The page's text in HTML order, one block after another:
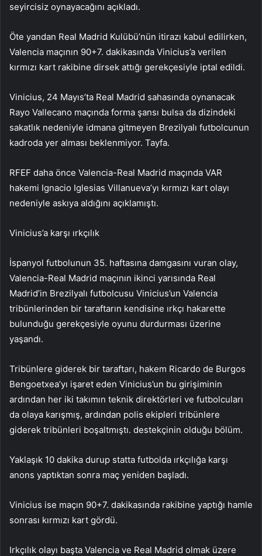
seyircisiz oynayacağını açıkladı.
Öte yandan Real Madrid Kulübü’nün itirazı kabul edilirken,
Valencia maçının 90+7. dakikasında Vinicius’a verilen
kırmızı kart rakibine dirsek attığı gerekçesiyle iptal edildi.
Vinicius, 24 Mayıs’ta Real Madrid sahasında oynanacak
Rayo Vallecano maçında forma şansı bulsa da dizindeki
sakatlık nedeniyle idmana gitmeyen Brezilyalı futbolcunun
kadroda yer alması beklenmiyor. Tayfa.
RFEF daha önce Valencia-Real Madrid maçında VAR
hakemi Ignacio Iglesias Villanueva’yı kırmızı kart olayı
nedeniyle askıya aldığını açıklamıştı.
Vinicius’a karşı ırkçılık
İspanyol futbolunun 35. haftasına damgasını vuran olay,
Valencia-Real Madrid maçının ikinci yarısında Real
Madrid’in Brezilyalı futbolcusu Vinicius’un Valencia
tribünlerinden bir taraftarın kendisine ırkçı hakarette
bulunduğu gerekçesiyle oyunu durdurması üzerine
yaşandı.
Tribünlere giderek bir taraftarı, hakem Ricardo de Burgos
Bengoetxea’yı işaret eden Vinicius’un bu girişiminin
ardından her iki takımın teknik direktörleri ve futbolcuları
da olaya karışmış, ardından polis ekipleri tribünlere
giderek tribünleri boşaltmıştı. destekçinin olduğu bölüm.
Yaklaşık 10 dakika durup statta futbolda ırkçılığa karşı
anons yaptıktan sonra maç yeniden başladı.
Vinicius ise maçın 90+7. dakikasında rakibine yaptığı hamle
sonrası kırmızı kart gördü.
Irkçılık olayı başta Valencia ve Real Madrid olmak üzere